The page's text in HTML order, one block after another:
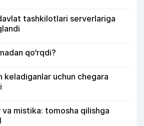
tashkilotlari serverlariga
qo‘rqdi?
keladiganlar uchun chegara
mistika: tomosha qilishga